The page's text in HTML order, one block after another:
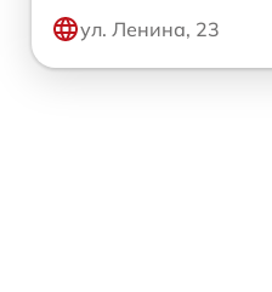
ул. Ленина, 23